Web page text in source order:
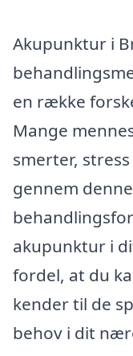
Akupunktur i
en række
Mange
smerter,
gennem
akupunktur i
fordel, at du
kender til de
behov i dit